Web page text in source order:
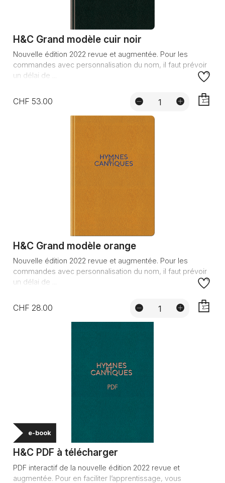
H&C Grand modèle cuir noir
Nouvelle édition 2022 revue et augmentée. Pour les
commandes avec personnalisation du nom, il faut prévoir
un délai de ...
CHF 53.00
H&C Grand modèle orange
Nouvelle édition 2022 revue et augmentée. Pour les
commandes avec personnalisation du nom, il faut prévoir
un délai de ...
CHF 28.00
e-book
H&C PDF à télécharger
PDF interactif de la nouvelle édition 2022 revue et
augmentée. Pour en faciliter l’apprentissage, vous